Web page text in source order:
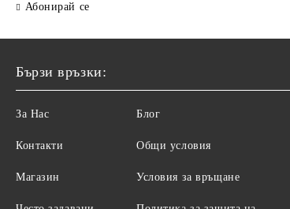
Абонирай се
Бързи връзки:
За Нас
Контакти
Магазин
Блог
Общи условия
Условия за връщане